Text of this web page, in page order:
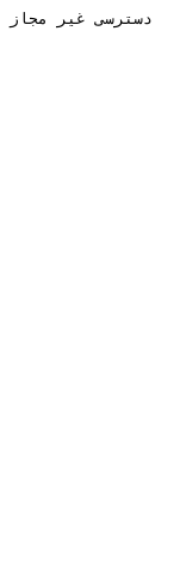
دسترسی غیر مجاز